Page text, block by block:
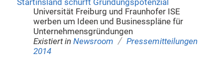
Startinsland schürft Gründungspotenzial
Universität Freiburg und Fraunhofer ISE
werben um Ideen und Businesspläne für
Unternehmensgründungen
Existiert in Newsroom / Pressemitteilungen
2014